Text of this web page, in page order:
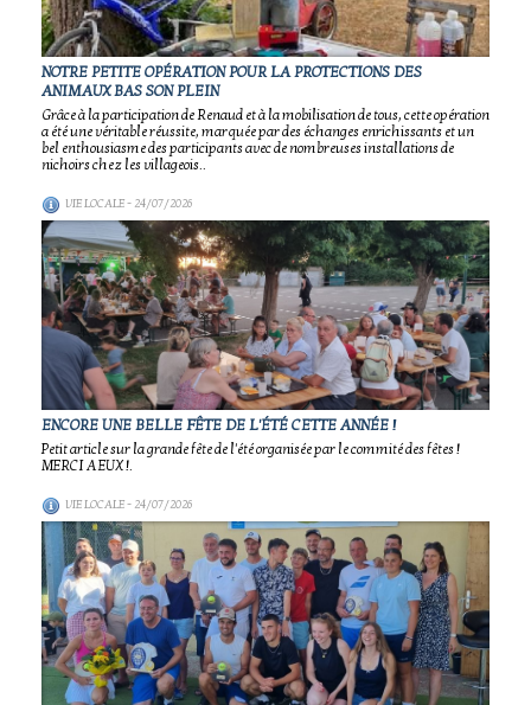
NOTRE PETITE OPÉRATION POUR LA PROTECTIONS DES
ANIMAUX BAS SON PLEIN
Grâce à la participation de Renaud et à la mobilisation de tous, cette opération
a été une véritable réussite, marquée par des échanges enrichissants et un
bel enthousiasme des participants avec de nombreuses installations de
nichoirs chez les villageois..
VIE LOCALE- 24/07/2026
ENCORE UNE BELLE FÊTE DE L'ÉTÉ CETTE ANNÉE !
Petit article sur la grande fête de l'été organisée par le commité des fêtes !
MERCI A EUX !.
VIE LOCALE- 24/07/2026